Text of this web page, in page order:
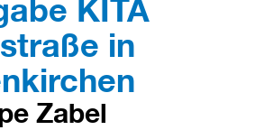
KITA
in
Zabel